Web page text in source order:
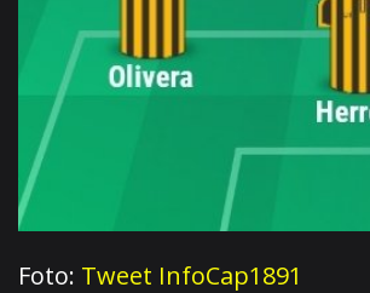
Foto: Tweet InfoCap1891